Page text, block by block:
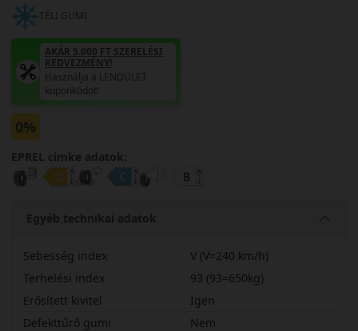
TÉLI GUMI
AKÁR 5.000 FT SZERELÉSI
KEDVEZMÉNY!
Használja a LENDÜLET
kuponkódot!
0%
EPREL cimke adatok:
Egyéb technikai adatok
Sebesség index
V (V=240 km/h)
Terhelési index
93 (93=650kg)
Erősített kivitel
Igen
Defekttűrő gumi
Nem